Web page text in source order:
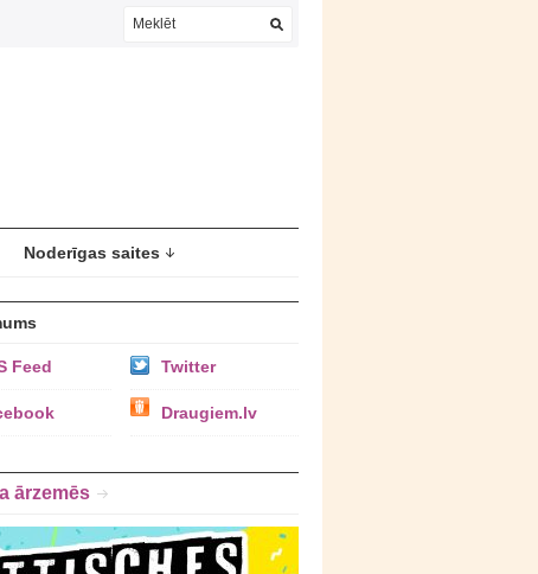
Noderīgas saites
Feed Twitter
Draugiem.lv
ārzemēs